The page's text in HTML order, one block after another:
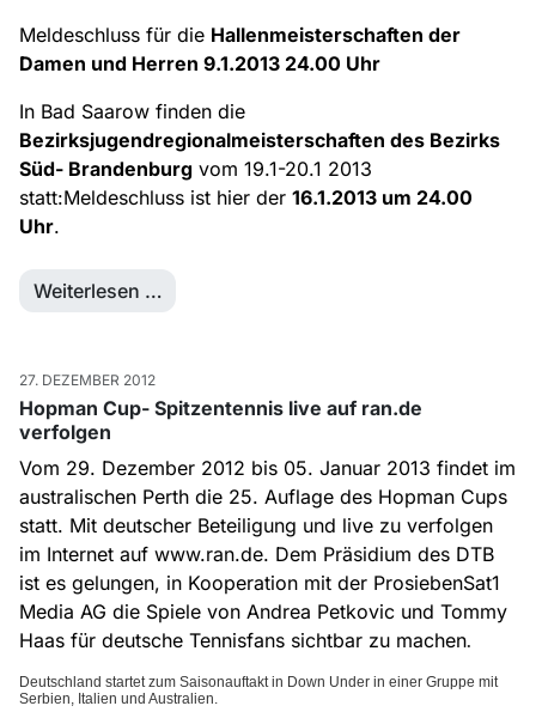
Meldeschluss für die Hallenmeisterschaften der
Damen und Herren 9.1.2013 24.00 Uhr
In Bad Saarow finden die
Bezirksjugendregionalmeisterschaften des Bezirks
Süd- Brandenburg vom 19.1-20.1 2013
statt:Meldeschluss ist hier der 16.1.2013 um 24.00
Uhr.
Weiterlesen …
27. DEZEMBER 2012
Hopman Cup- Spitzentennis live auf ran.de
verfolgen
Vom 29. Dezember 2012 bis 05. Januar 2013 findet im
australischen Perth die 25. Auflage des Hopman Cups
statt. Mit deutscher Beteiligung und live zu verfolgen
im Internet auf www.ran.de. Dem Präsidium des DTB
ist es gelungen, in Kooperation mit der ProsiebenSat1
Media AG die Spiele von Andrea Petkovic und Tommy
Haas für deutsche Tennisfans sichtbar zu machen.
Deutschland startet zum Saisonauftakt in Down Under in einer Gruppe mit
Serbien, Italien und Australien.